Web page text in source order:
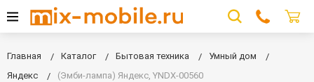
Главная Каталог Бытовая техника
Умный дом
Яндекс
(Эмби-лампа) Яндекс, YNDX-00560